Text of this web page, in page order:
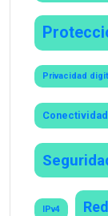
Privacidad
IPv4